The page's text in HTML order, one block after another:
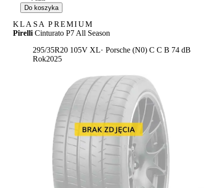
Do koszyka
KLASA PREMIUM
Pirelli Cinturato P7 All Season
295/35R20 105V XL
Porsche (N0) Etykieta:
C C B 74 dB
Rok2025